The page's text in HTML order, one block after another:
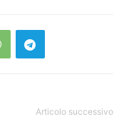
Articolo successivo